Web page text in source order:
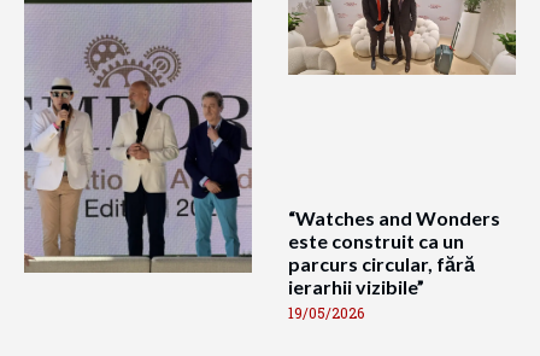
“Watches and Wonders
este construit ca un
parcurs circular, fără
ierarhii vizibile”
19/05/2026